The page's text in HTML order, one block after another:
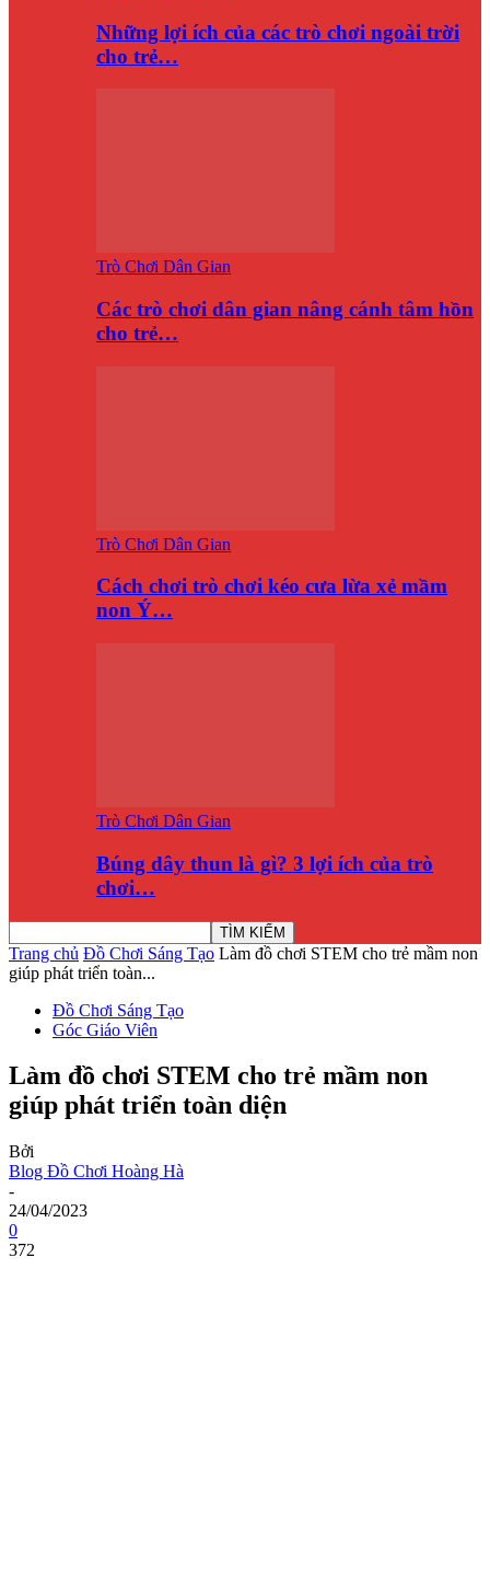
Những lợi ích của các trò chơi ngoài trời
cho trẻ…
Trò Chơi Dân Gian
Các trò chơi dân gian nâng cánh tâm hồn
cho trẻ…
Trò Chơi Dân Gian
Cách chơi trò chơi kéo cưa lừa xẻ mầm
non Ý…
Trò Chơi Dân Gian
Búng dây thun là gì? 3 lợi ích của trò
chơi…
Trang chủ Đồ Chơi Sáng Tạo Làm đồ chơi STEM cho trẻ mầm non
giúp phát triển toàn...
Đồ Chơi Sáng Tạo
Góc Giáo Viên
Làm đồ chơi STEM cho trẻ mầm non
giúp phát triển toàn diện
Bởi
Blog Đồ Chơi Hoàng Hà
-
24/04/2023
0
372